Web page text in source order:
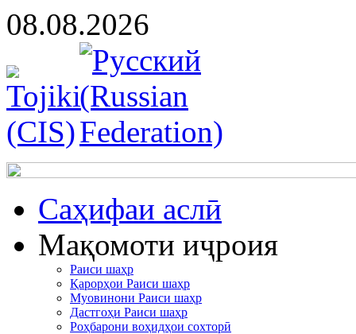
08.08.2026
Cаҳифаи аслӣ
Мақомоти иҷроия
Раиси шаҳр
Қарорҳои Раиси шаҳр
Муовинони Раиси шаҳр
Дастгоҳи Раиси шаҳр
Роҳбарони воҳидҳои сохторӣ